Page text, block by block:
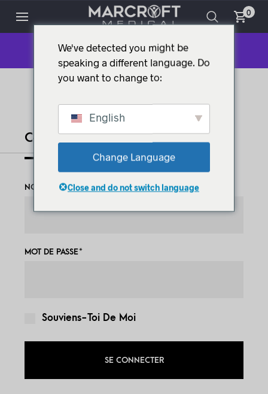
0
MON COMPTE
Connexion
NOM D'UTILISATEUR OU ADRESSE E-MAIL*
MOT DE PASSE*
Souviens-Toi De Moi
SE CONNECTER
We've detected you might be
speaking a different language. Do
you want to change to:
English
Change Language
Close and do not switch language